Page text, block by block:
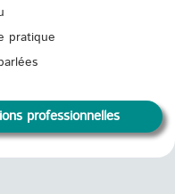
pratique
professionnelles